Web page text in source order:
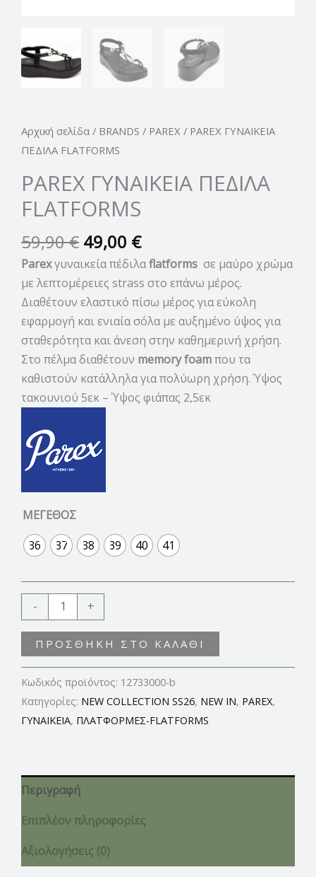
Αρχική σελίδα / BRANDS / PAREX / PAREX ΓΥΝΑΙΚΕΙΑ
ΠΕΔΙΛΑ FLATFORMS
PAREX ΓΥΝΑΙΚΕΙΑ ΠΕΔΙΛΑ
FLATFORMS
59,90€ 49,00 €
Parexγυναικεία πέδιλαflatforms σε μαύρο χρώμα
με λεπτομέρειες strass στο επάνω μέρος.
Διαθέτουν ελαστικό πίσω μέρος για εύκολη
εφαρμογή και ενιαία σόλα με αυξημένο ύψος για
σταθερότητα και άνεση στην καθημερινή χρήση.
Στο πέλμα διαθέτουν memory foamπου τα
καθιστούν κατάλληλα για πολύωρη χρήση. Ύψος
τακουνιού 5εκ – Ύψος φιάπας 2,5εκ
ΜΕΓΕΘΟΣ
36
37 38 39 40 41
- +
ΠΡΟΣΘΉΚΗ ΣΤΟ ΚΑΛΆΘΙ
Κωδικός προϊόντος: 12733000-b
Κατηγορίες: NEW COLLECTION SS26, NEW IN, PAREX,
ΓΥΝΑΙΚΕΙΑ, ΠΛΑΤΦΟΡΜΕΣ-FLATFORMS
Περιγραφή
Επιπλέον πληροφορίες
Αξιολογήσεις (0)